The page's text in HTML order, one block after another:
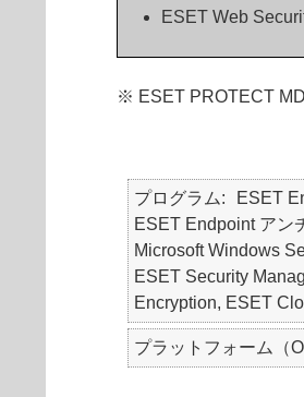
ESET Web
※ ESET PROTECT
プログラム
ESET
ESET Endpoint アン
Microsoft Windows
ESET Security
Encryption, ESET
プラットフォーム（